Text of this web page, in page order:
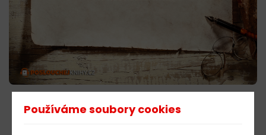
POSLECHNOUT
Používáme soubory cookies